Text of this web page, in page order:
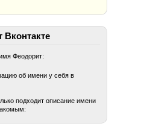
Вконтакте
Феодорит:
об имени у себя в
подходит описание имени